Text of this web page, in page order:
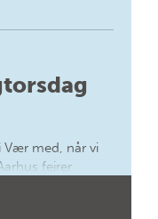
Vær med, når vi
fejrer